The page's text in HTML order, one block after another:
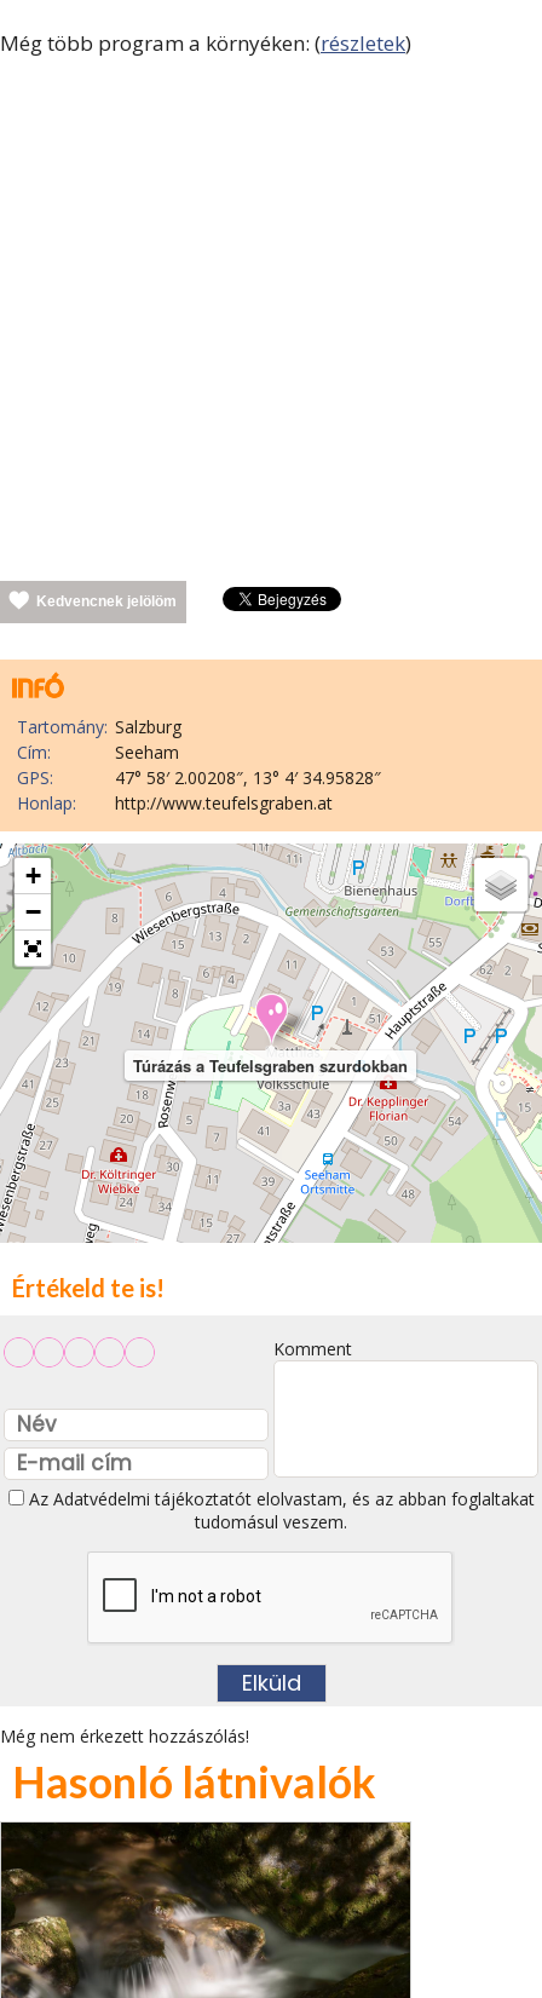
Még több program a környéken: (részletek)
Kedvencnek jelölöm
Tartomány: Salzburg
Cím:
Seeham
GPS:
47° 58′ 2.00208″, 13° 4′ 34.95828″
Honlap:
http://www.teufelsgraben.at
Túrázás a Teufelsgraben szurdokban
+
−
Értékeld te is!
Komment
Az Adatvédelmi tájékoztatótelolvastam, és az abban foglaltakat
tudomásul veszem.
Még nem érkezett hozzászólás!
Hasonló látnivalók